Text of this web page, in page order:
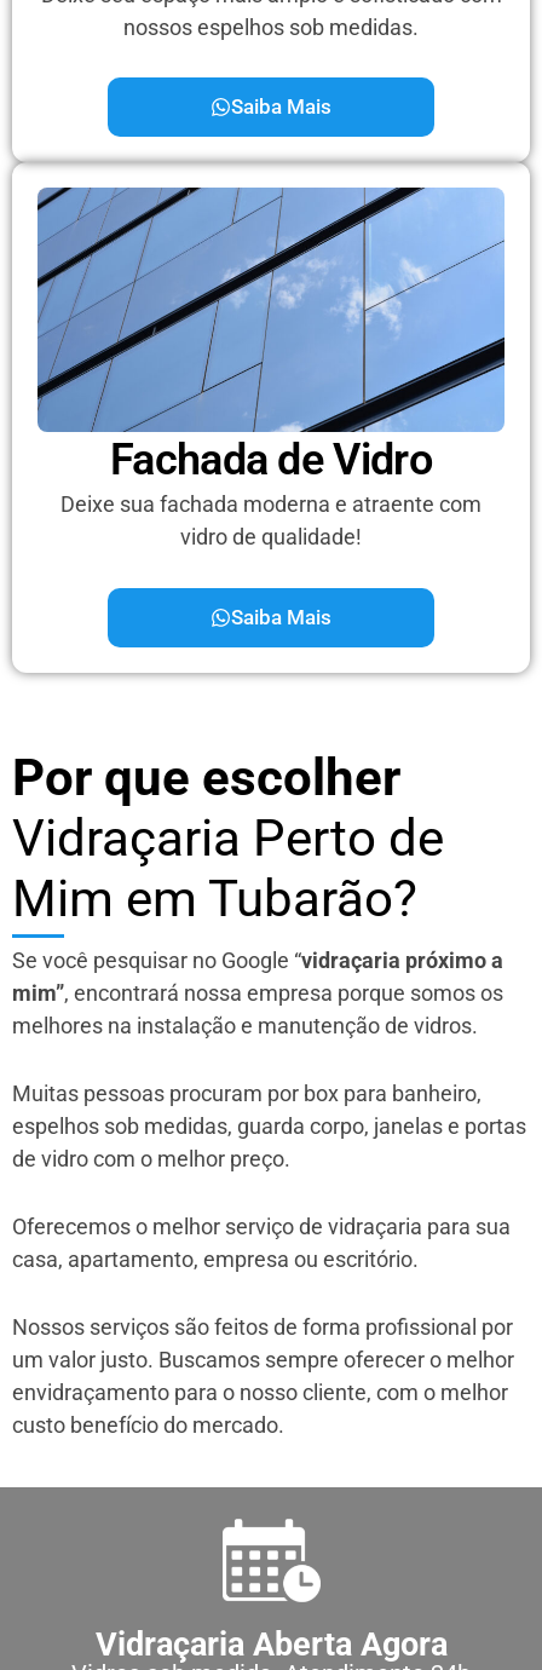
nossos espelhos sob medidas.
Saiba Mais
Fachada de Vidro
Deixe sua fachada moderna e atraente com
vidro de qualidade!
Saiba Mais
Por que escolher
Vidraçaria Perto de
Mim em Tubarão?
Se você pesquisar no Google “vidraçaria próximo a
mim”, encontrará nossa empresa porque somos os
melhores na instalação e manutenção de vidros.
Muitas pessoas procuram por box para banheiro,
espelhos sob medidas, guarda corpo, janelas e portas
de vidro com o melhor preço.
Oferecemos o melhor serviço de vidraçaria para sua
casa, apartamento, empresa ou escritório.
Nossos serviços são feitos de forma profissional por
um valor justo. Buscamos sempre oferecer o melhor
envidraçamento para o nosso cliente, com o melhor
custo benefício do mercado.
Vidraçaria Aberta Agora